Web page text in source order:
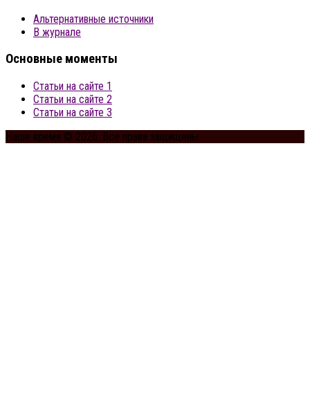
Альтернативные источники
В журнале
Основные моменты
Статьи на сайте 1
Статьи на сайте 2
Статьи на сайте 3
Наше время © 2026. Все права защищены.